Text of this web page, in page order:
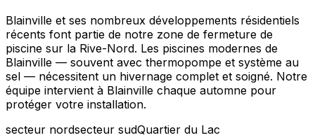
Blainville et ses nombreux développements résidentiels
récents font partie de notre zone de fermeture de
piscine sur la Rive-Nord. Les piscines modernes de
Blainville — souvent avec thermopompe et système au
sel — nécessitent un hivernage complet et soigné. Notre
équipe intervient à Blainville chaque automne pour
protéger votre installation.
secteur nordsecteur sudQuartier du Lac